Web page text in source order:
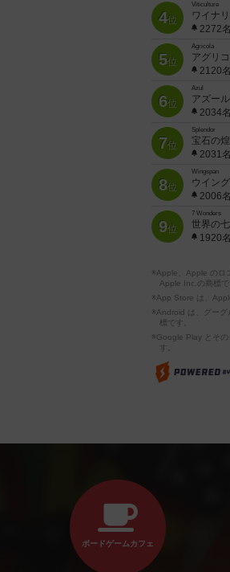
4位
Viticulture
ワイナ
2272名
5位
Agricola
アグリ
2120名
6位
Azul
アズール
2034名
7位
Splendor
宝石の煌
2031名
8位
Wingspan
ウイン
2006名
9位
7 Wonders
世界の
1920名
※Apple、Apple のロ
Apple Inc.の商標で
※App Store は、
※Android は、グーグ
標です。
※Google Play とそ
す。
ボードゲームカフェ